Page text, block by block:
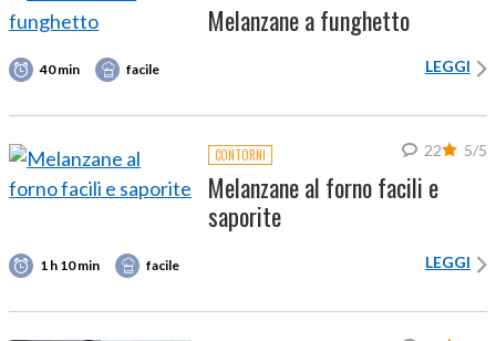
Melanzane a funghetto
40 min facile LEGGI
CONTORNI 5/5
22
Melanzane al forno facili e
saporite
1 h 10 min facile LEGGI